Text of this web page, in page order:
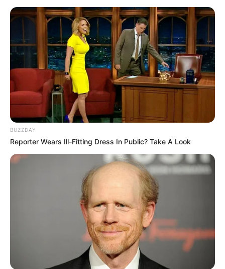
18:34 / 06 Avqust 2026 CƏMİYYƏT
Əslində, Rəşad müəllim bir el məsəlində
deyildiyi kimi:"Quşu gözündən
vurmuşdu"
84 0 0
18:09 / 06 Avqust 2026 CƏMİYYƏT
BUZZDAY
Reporter Wears Ill-Fitting Dress In Public? Take A Look